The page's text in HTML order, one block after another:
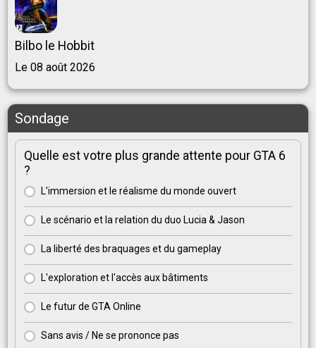
Bilbo le Hobbit
Le 08 août 2026
Sondage
Quelle est votre plus grande attente pour GTA 6
?
L'immersion et le réalisme du monde ouvert
Le scénario et la relation du duo Lucia & Jason
La liberté des braquages et du gameplay
L'exploration et l'accès aux bâtiments
Le futur de GTA Online
Sans avis / Ne se prononce pas